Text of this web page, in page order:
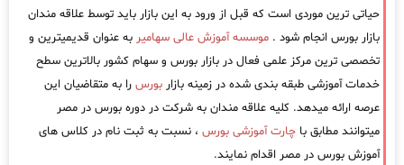
حیاتی ترین موردی است که قبل از ورود به این بازار باید توسط علاقه مندان
بازار بورس انجام شود . موسسه آموزش عالی سهامیر به عنوان قدیمیترین و
تخصصی ترین مرکز علمی فعال در بازار بورس و سهام کشور بالاترین سطح
خدمات آموزشی طبقه بندی شده در زمینه بازار بورس را به متقاضیان این
عرصه ارائه میدهد. کلیه علاقه مندان به شرکت در دوره بورس در مصر
میتوانند مطابق با چارت آموزشی بورس ، نسبت به ثبت نام در کلاس های
آموزش بورس در مصر اقدام نمایند.